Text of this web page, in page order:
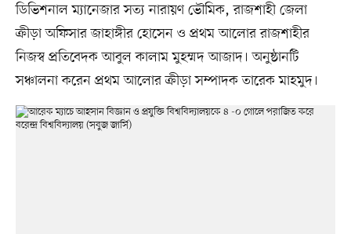
ডিভিশনাল ম্যানেজার সত্য নারায়ণ ভৌমিক, রাজশাহী জেলা
ক্রীড়া অফিসার জাহাঙ্গীর হোসেন ও প্রথম আলোর রাজশাহীর
নিজস্ব প্রতিবেদক আবুল কালাম মুহম্মদ আজাদ। অনুষ্ঠানটি
সঞ্চালনা করেন প্রথম আলোর ক্রীড়া সম্পাদক তারেক মাহমুদ।